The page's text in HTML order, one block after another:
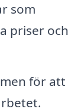
som
priser och
för att